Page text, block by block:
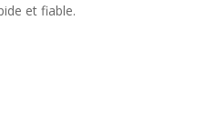
et fiable.